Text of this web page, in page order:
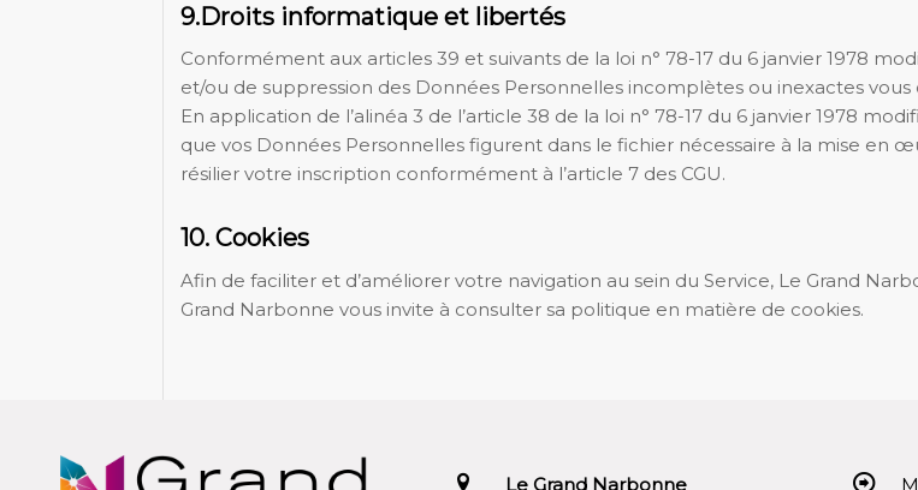
9.Droits informatique et libertés
Conformément aux articles 39 et suivants de la loi n° 78-17 du 6 janvier 1978
et/ou de suppression des Données Personnelles incomplètes ou inexactes vous
En application de l’alinéa 3 de l’article 38 de la loi n° 78-17 du 6 janvier 1978
que vos Données Personnelles figurent dans le fichier nécessaire à la mise en
résilier votre inscription conformément à l’article 7 des CGU.
10. Cookies
Afin de faciliter et d’améliorer votre navigation au sein du Service, Le Grand
Grand Narbonne vous invite à consulter sa politique en matière de cookies.
Le Grand Narbonne